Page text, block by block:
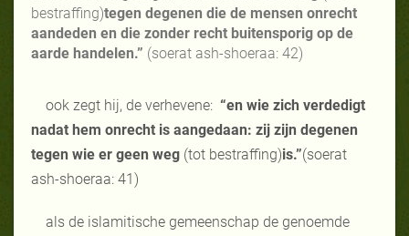
bestraffing)tegen degenen die de mensen onrecht
aandeden en die zonder recht buitensporig op de
aarde handelen.” (soerat ash-shoeraa: 42)
ook zegt hij, de verhevene: “en wie zich verdedigt
nadat hem onrecht is aangedaan: zij zijn degenen
tegen wie er geen weg (tot bestraffing)is.”(soerat
ash-shoeraa: 41)
als de islamitische gemeenschap de genoemde